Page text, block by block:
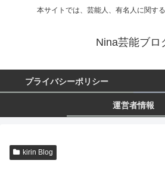
本サイトでは、芸能人、有名人に関す
Nina芸能ブロ
プライバシーポリシー
運営者情報
kirin Blog